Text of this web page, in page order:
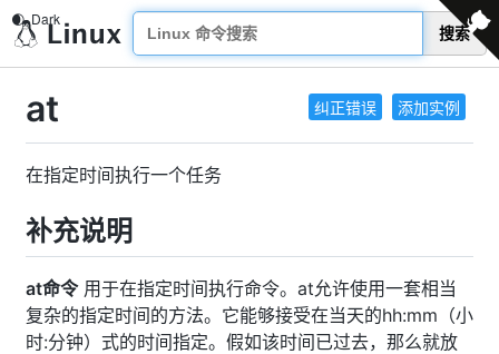
搜索
纠正错误 添加实例
at
在指定时间执行一个任务
补充说明
at命令用于在指定时间执行命令。at允许使用一套相当
复杂的指定时间的方法。它能够接受在当天的hh:mm（小
时:分钟）式的时间指定。假如该时间已过去，那么就放